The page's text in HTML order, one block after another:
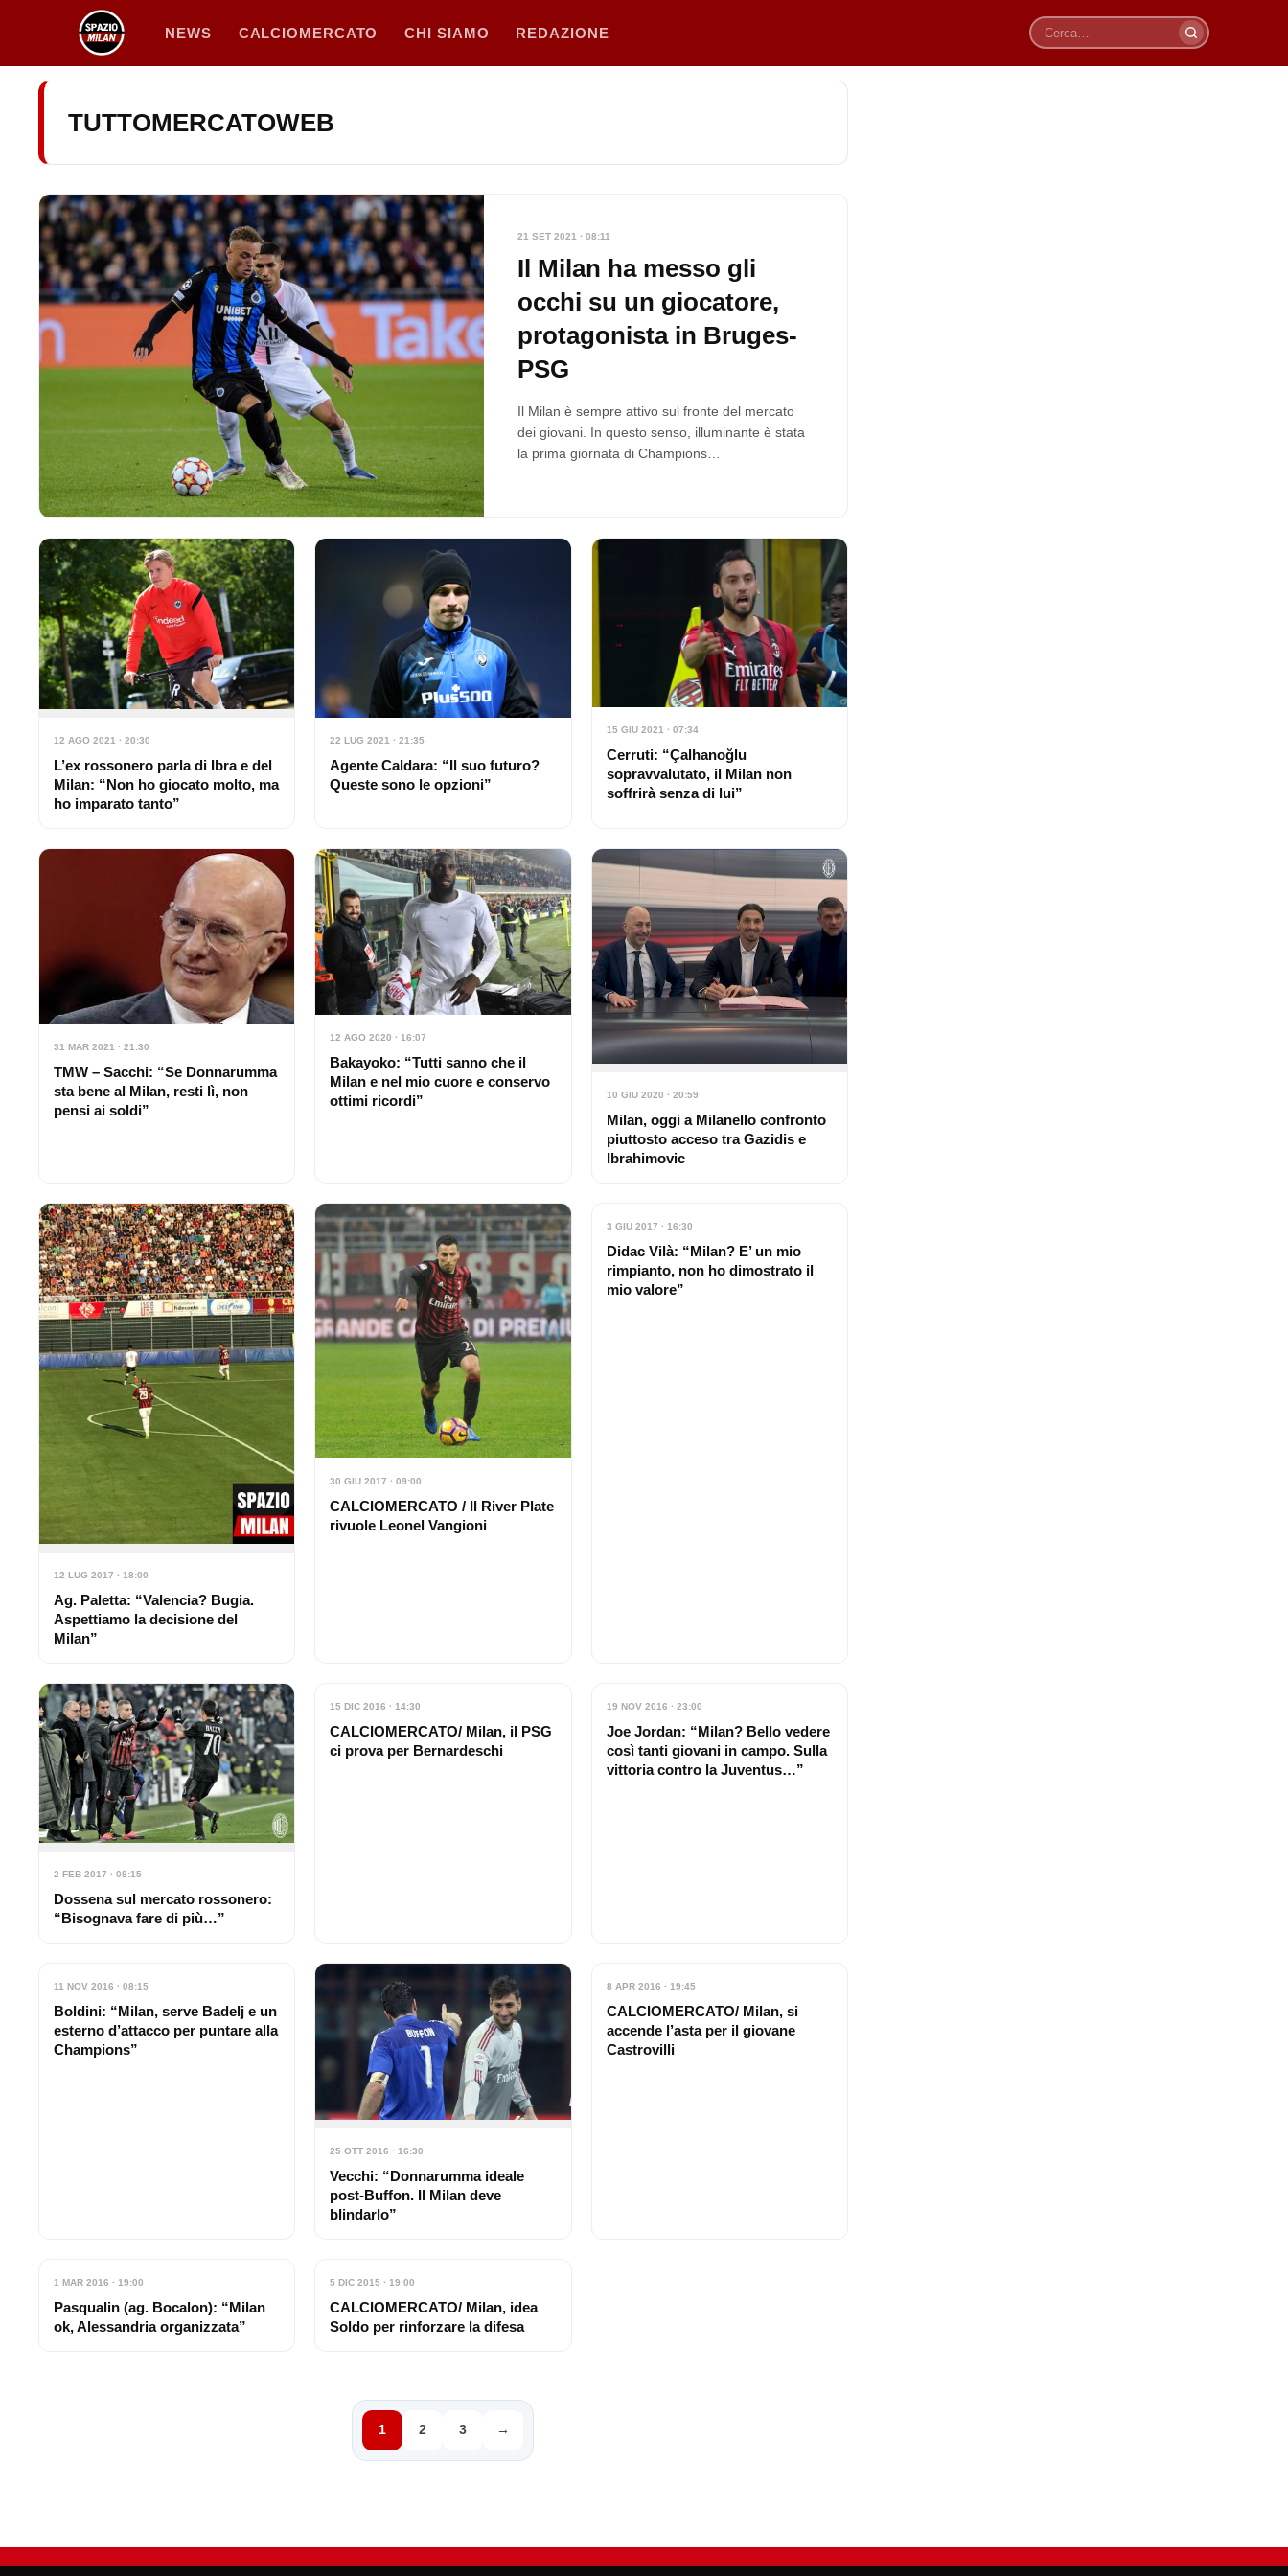
contenuto
NEWS CALCIOMERCATO CHI SIAMO REDAZIONE
Cerca
TUTTOMERCATOWEB
21 SET 2021 · 08:11
Il Milan ha messo gli
occhi su un giocatore,
protagonista in Bruges-
PSG
Il Milan è sempre attivo sul fronte del mercato
dei giovani. In questo senso, illuminante è stata
la prima giornata di Champions…
12 AGO 2021 · 20:30
L’ex rossonero parla di Ibra e del
Milan: “Non ho giocato molto, ma
ho imparato tanto”
22 LUG 2021 · 21:35
Agente Caldara: “Il suo futuro?
Queste sono le opzioni”
15 GIU 2021 · 07:34
Cerruti: “Çalhanoğlu
sopravvalutato, il Milan non
soffrirà senza di lui”
31 MAR 2021 · 21:30
TMW – Sacchi: “Se Donnarumma
sta bene al Milan, resti lì, non
pensi ai soldi”
12 AGO 2020 · 16:07
Bakayoko: “Tutti sanno che il
Milan e nel mio cuore e conservo
ottimi ricordi”
10 GIU 2020 · 20:59
Milan, oggi a Milanello confronto
piuttosto acceso tra Gazidis e
Ibrahimovic
12 LUG 2017 · 18:00
Ag. Paletta: “Valencia? Bugia.
Aspettiamo la decisione del
Milan”
30 GIU 2017 · 09:00
CALCIOMERCATO / Il River Plate
rivuole Leonel Vangioni
3 GIU 2017 · 16:30
Didac Vilà: “Milan? E’ un mio
rimpianto, non ho dimostrato il
mio valore”
2 FEB 2017 · 08:15
Dossena sul mercato rossonero:
“Bisognava fare di più…”
15 DIC 2016 · 14:30
CALCIOMERCATO/ Milan, il PSG
ci prova per Bernardeschi
19 NOV 2016 · 23:00
Joe Jordan: “Milan? Bello vedere
così tanti giovani in campo. Sulla
vittoria contro la Juventus…”
11 NOV 2016 · 08:15
Boldini: “Milan, serve Badelj e un
esterno d’attacco per puntare alla
Champions”
25 OTT 2016 · 16:30
Vecchi: “Donnarumma ideale
post-Buffon. Il Milan deve
blindarlo”
8 APR 2016 · 19:45
CALCIOMERCATO/ Milan, si
accende l’asta per il giovane
Castrovilli
1 MAR 2016 · 19:00
Pasqualin (ag. Bocalon): “Milan
ok, Alessandria organizzata”
5 DIC 2015 · 19:00
CALCIOMERCATO/ Milan, idea
Soldo per rinforzare la difesa
1 2 3 →